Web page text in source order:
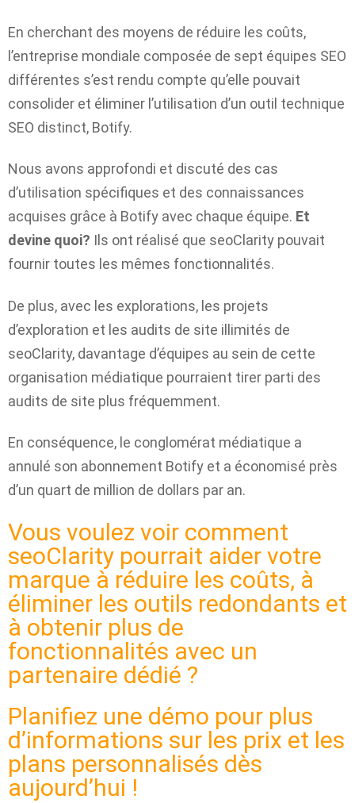
En cherchant des moyens de réduire les coûts,
l’entreprise mondiale composée de sept équipes SEO
différentes s’est rendu compte qu’elle pouvait
consolider et éliminer l’utilisation d’un outil technique
SEO distinct, Botify.
Nous avons approfondi et discuté des cas
d’utilisation spécifiques et des connaissances
acquises grâce à Botify avec chaque équipe. Et
devine quoi? Ils ont réalisé que seoClarity pouvait
fournir toutes les mêmes fonctionnalités.
De plus, avec les explorations, les projets
d’exploration et les audits de site illimités de
seoClarity, davantage d’équipes au sein de cette
organisation médiatique pourraient tirer parti des
audits de site plus fréquemment.
En conséquence, le conglomérat médiatique a
annulé son abonnement Botify et a économisé près
d’un quart de million de dollars par an.
Vous voulez voir comment
seoClarity pourrait aider votre
marque à réduire les coûts, à
éliminer les outils redondants et
à obtenir plus de
fonctionnalités avec un
partenaire dédié ?
Planifiez une démo pour plus
d’informations sur les prix et les
plans personnalisés dès
aujourd’hui !